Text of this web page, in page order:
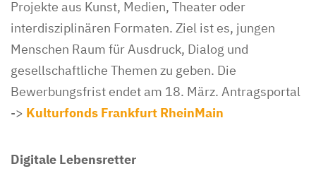
Projekte aus Kunst, Medien, Theater oder
interdisziplinären Formaten. Ziel ist es, jungen
Menschen Raum für Ausdruck, Dialog und
gesellschaftliche Themen zu geben. Die
Bewerbungsfrist endet am 18. März. Antragsportal
-> Kulturfonds Frankfurt RheinMain
Digitale Lebensretter